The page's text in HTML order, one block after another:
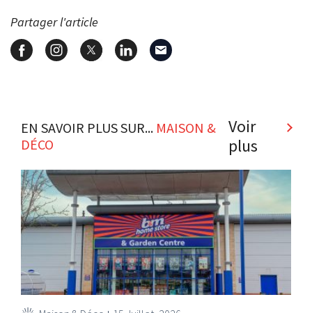
Partager l'article
EN SAVOIR PLUS SUR... MAISON &
DÉCO
Voir
plus